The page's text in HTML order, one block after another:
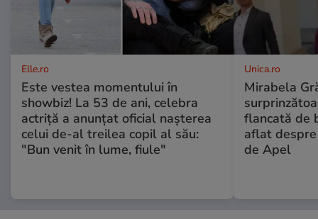
Elle.ro
Este vestea momentului în
showbiz! La 53 de ani, celebra
actriță a anunțat oficial nașterea
celui de-al treilea copil al său:
"Bun venit în lume, fiule"
Unica.ro
Mirabela
flancată de
aflat
de Apel